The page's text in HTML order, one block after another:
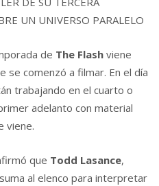
de The Flash viene
se comenzó a filmar. En el día
trabajando en el cuarto o
adelanto con material
viene.
que Todd Lasance,
al elenco para interpretar